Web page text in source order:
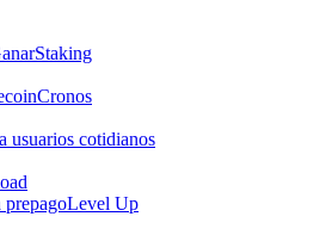
Staking
Cronos
usuarios cotidianos
prepagoLevel Up